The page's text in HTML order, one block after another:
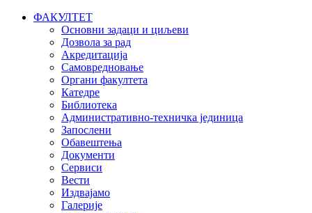
ФАКУЛТЕТ
Основни задаци и циљеви
Дозвола за рад
Акредитација
Самовредновање
Органи факултета
Катедре
Библиотека
Административно-техничка јединица
Запослени
Обавештења
Документи
Сервиси
Вести
Издвајамо
Галерије